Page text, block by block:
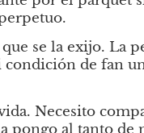
se la exijo. La
condición de fan
Necesito